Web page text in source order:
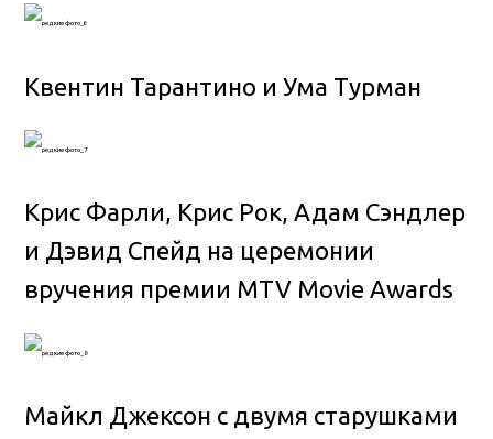
Квентин Тарантино и Ума Турман
Крис Фарли, Крис Рок, Адам Сэндлер
и Дэвид Спейд на церемонии
вручения премии MTV Movie Awards
Майкл Джексон с двумя старушками